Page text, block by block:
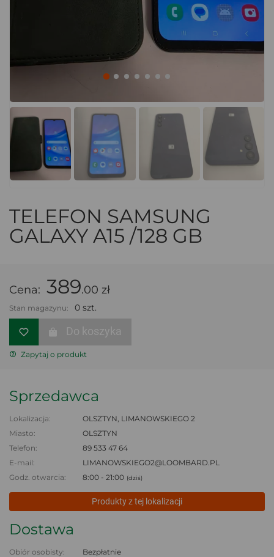
TELEFON SAMSUNG
GALAXY A15 /128 GB
Cena: 389.00 zł
Stan magazynu: 0 szt.
Do koszyka
Zapytaj o produkt
Sprzedawca
Lokalizacja:
OLSZTYN, LIMANOWSKIEGO 2
Miasto:
OLSZTYN
Telefon:
89 533 47 64
E-mail:
LIMANOWSKIEGO2@LOOMBARD.PL
Godz. otwarcia:
8:00 - 21:00 (dziś)
Produkty z tej lokalizacji
Dostawa
Obiór osobisty: Bezpłatnie